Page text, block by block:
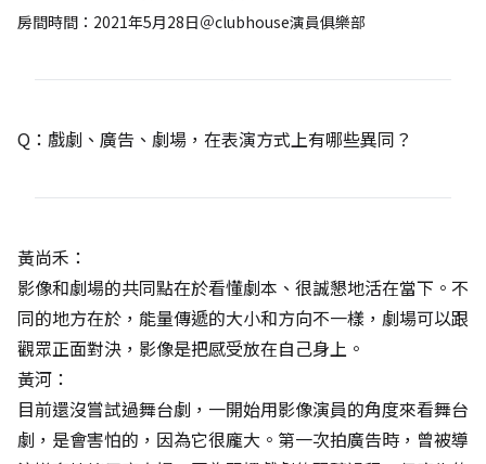
房間時間：2021年5月28日＠clubhouse演員俱樂部
Q：戲劇、廣告、劇場，在表演方式上有哪些異同？
黃尚禾：
影像和劇場的共同點在於看懂劇本、很誠懇地活在當下。不
同的地方在於，能量傳遞的大小和方向不一樣，劇場可以跟
觀眾正面對決，影像是把感受放在自己身上。
黃河：
目前還沒嘗試過舞台劇，一開始用影像演員的角度來看舞台
劇，是會害怕的，因為它很龐大。第一次拍廣告時，曾被導